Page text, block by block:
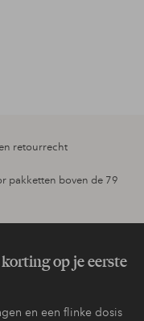
retourrecht
pakketten boven de 79
op je eerste
en een flinke dosis